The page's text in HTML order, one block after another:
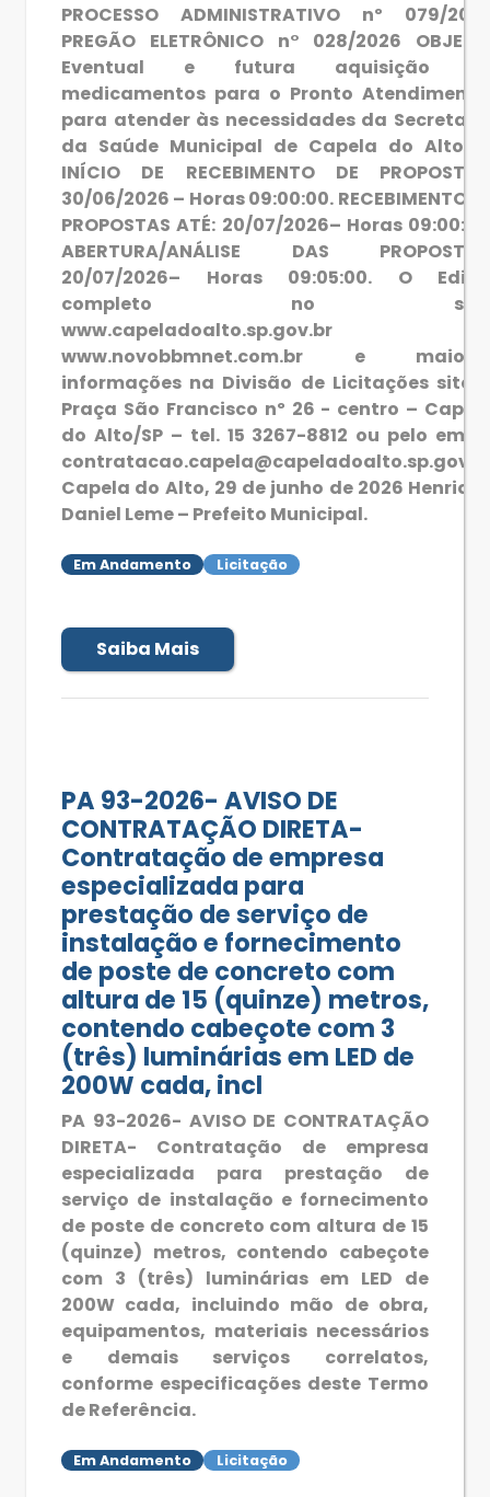
PROCESSO ADMINISTRATIVO nº 079/
PREGÃO ELETRÔNICO n° 028/2026
Eventual e futura aquisição
medicamentos para o Pronto
para atender às necessidades da
da Saúde Municipal de Capela do Alto/
INÍCIO DE RECEBIMENTO DE
30/06/2026 – Horas 09:00:00. RECEBIMENTO
PROPOSTAS ATÉ: 20/07/2026– Horas
ABERTURA/ANÁLISE DAS
20/07/2026– Horas 09:05:00. O
completo no
www.capeladoalto.sp.gov.br
www.novobbmnet.com.br e
informações na Divisão de Licitações sito
Praça São Francisco nº 26 - centro –
do Alto/SP – tel. 15 3267-8812 ou pelo
Capela do Alto, 29 de junho de 2026
Daniel Leme – Prefeito Municipal.
Em Andamento Licitação
Saiba Mais
PA 93-2026- AVISO DE
CONTRATAÇÃO DIRETA-
Contratação de empresa
especializada para
prestação de serviço de
instalação e fornecimento
de poste de concreto com
altura de 15 (quinze) metros,
contendo cabeçote com 3
(três) luminárias em LED de
200W cada, incl
PA 93-2026- AVISO DE CONTRATAÇÃO
DIRETA- Contratação de empresa
especializada para prestação de
serviço de instalação e fornecimento
de poste de concreto com altura de 15
(quinze) metros, contendo cabeçote
com 3 (três) luminárias em LED de
200W cada, incluindo mão de obra,
equipamentos, materiais necessários
e demais serviços correlatos,
conforme especificações deste Termo
de Referência.
Em Andamento Licitação